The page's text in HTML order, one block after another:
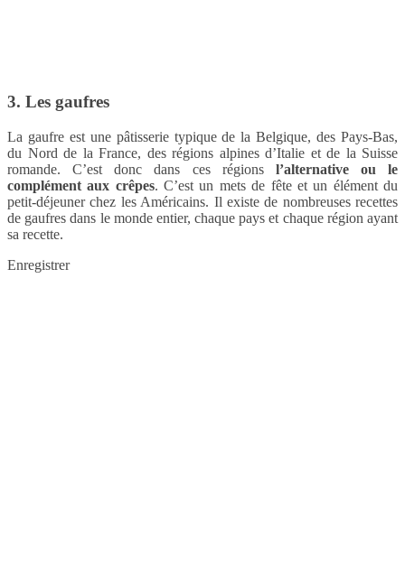
3. Les gaufres
La gaufre est une pâtisserie typique de la Belgique, des Pays-Bas,
du Nord de la France, des régions alpines d’Italie et de la Suisse
romande. C’est donc dans ces régions l’alternative ou le
complément aux crêpes. C’est un mets de fête et un élément du
petit-déjeuner chez les Américains. Il existe de nombreuses recettes
de gaufres dans le monde entier, chaque pays et chaque région ayant
sa recette.
Enregistrer